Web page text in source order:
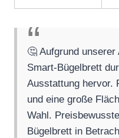
🤔 Aufgrund
Smart-Bügelbrett
Ausstattung hervor.
und eine große
Wahl.
Bügelbrett in